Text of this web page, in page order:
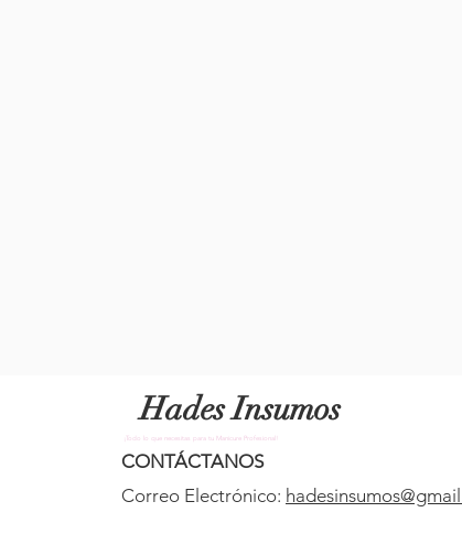
Hades Insumos
¡Todo lo que necesitas para tu Manicure Profesional!
CONTÁCTANOS
Correo Electrónico: